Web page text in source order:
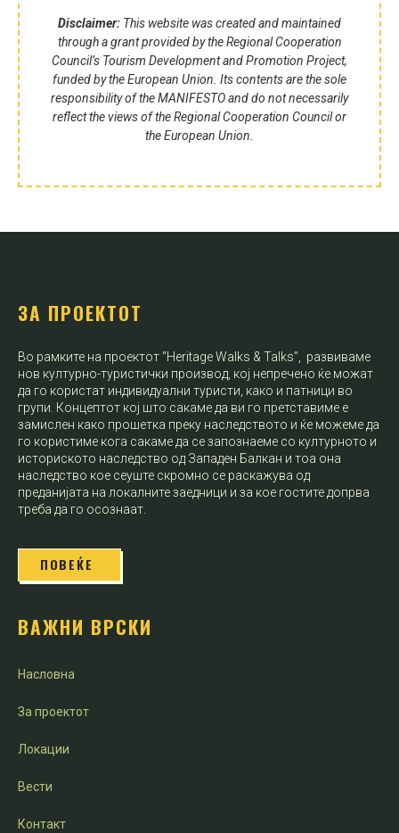
Disclaimer: This website was created and maintained
through a grant provided by the Regional Cooperation
Council’s Tourism Development and Promotion Project,
funded by the European Union. Its contents are the sole
responsibility of the MANIFESTO and do not necessarily
reflect the views of the Regional Cooperation Council or
the European Union.
ЗА ПРОЕКТОТ
Во рамките на проектот “Heritage Walks & Talks”, развиваме
нов културно-туристички производ, кој непречено ќе можат
да го користат индивидуални туристи, како и патници во
групи. Концептот кој што сакаме да ви го претставиме е
замислен како прошетка преку наследството и ќе можеме да
го користиме кога сакаме да се запознаеме со културното и
историското наследство од Западен Балкан и тоа она
наследство кое сеуште скромно се раскажува од
преданијата на локалните заедници и за кое гостите допрва
треба да го осознаат.
ПОВЕЌЕ
ВАЖНИ ВРСКИ
Насловна
За проектот
Локации
Вести
Контакт